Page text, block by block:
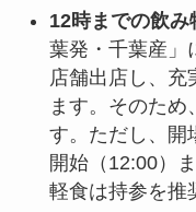
12時までの飲み
葉発・千葉産」
店舗出店し、充
ます。そのため
す。ただし、開
開始（12:00）
軽食は持参を推